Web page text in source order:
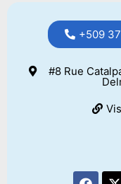
+509
#8 Rue